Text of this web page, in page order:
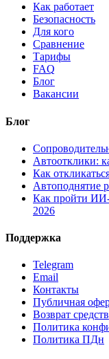
Как работает
Безопасность
Для кого
Сравнение
Тарифы
FAQ
Блог
Вакансии
Блог
Автоотклики:
Как
Автоподнятие
Как пройти
2026
Поддержка
Telegram
Email
Контакты
Публичная
Возврат средств
Политика
Политика ПДн